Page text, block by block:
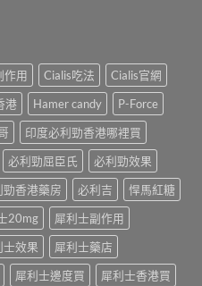
作用 Cialis吃法
Cialis官網
港 Hamer candy
P-Force
印度必利勁香港哪裡買
必利勁屈臣氏
必利勁效果
勁香港藥房 必利吉
悍馬紅糖
20mg
犀利士副作用
士效果
犀利士藥店
犀利士邊度買
犀利士香港買